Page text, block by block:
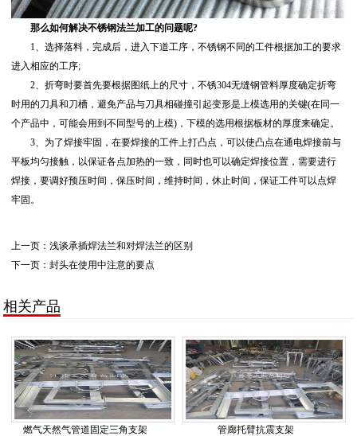
那么如何解决不锈钢法兰加工的问题呢?
1、选择落料，完成后，进入下道工序，不锈钢不同的工件根据加工的要求
进入相应的工序;
2、折弯时要首先要根据图纸上的尺寸，不锈304无缝钢管料厚度确定折弯
时用的刀具和刀槽，避免产品与刀具相碰撞引起变形是上模选用的关键(在同一
个产品中，可能会用到不同型号的上模)，下模的选用根据板材的厚度来确定。
3、为了焊接牢固，在要焊接的工件上打凸点，可以使凸点在通电焊接前与
平板均匀接触，以保证各点加热的一致，同时也可以确定焊接位置，需要进行
焊接，要调好预压时间，保压时间，维持时间，休止时间，保证工件可以点焊
牢固。
上一页：浅谈承插焊法兰和对焊法兰的区别
下一页：封头在使用中注意的要点
相关产品
燃气天然气管道固定三角支架 管廊托臂抗震支架